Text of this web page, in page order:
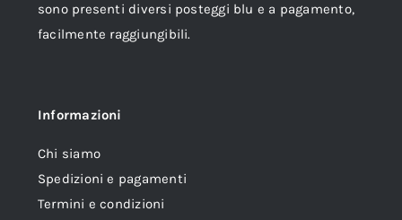
sono presenti diversi posteggi blu e a pagamento,
facilmente raggiungibili.
Informazioni
Chi siamo
Spedizioni e pagamenti
Termini e condizioni